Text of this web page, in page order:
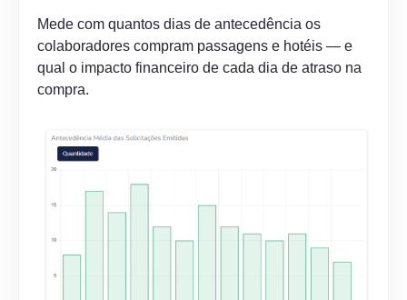
Mede com quantos dias de antecedência os
colaboradores compram passagens e hotéis — e
qual o impacto financeiro de cada dia de atraso na
compra.